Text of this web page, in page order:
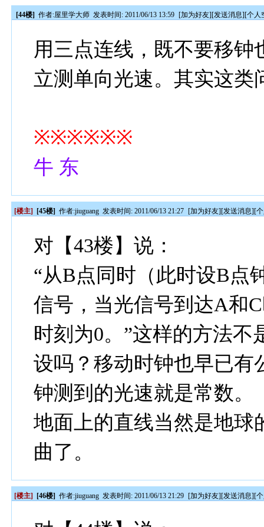
[44楼] 作者:屋里学大师 发表时间: 2011/06/13 13:59 [加为好友][发送消息][个人
用三点连线，既不要移
立测单向光速。其实这类
※※※※※※
牛 东
[楼主] [45楼] 作者:jiuguang 发表时间: 2011/06/13 21:27 [加为好友][发送消息][
对【43楼】说：
“从B点同时（此时设B点
信号，当光信号到达A和
时刻为0。”这样的方法
设吗？移动时钟也早已有
钟测到的光速就是常数。
地面上的直线当然是地球
曲了。
[楼主] [46楼] 作者:jiuguang 发表时间: 2011/06/13 21:29 [加为好友][发送消息][